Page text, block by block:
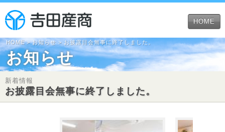
HOME
HOME>お知らせ > お披露目会無事に終了しました。
お知らせ
新着情報
お披露目会無事に終了しました。